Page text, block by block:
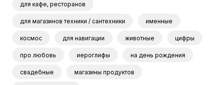
для кафе, ресторанов
для магазинов техники / сантехники именные
космос для навигации животные цифры
про любовь иероглифы на день рождения
свадебные магазины продуктов